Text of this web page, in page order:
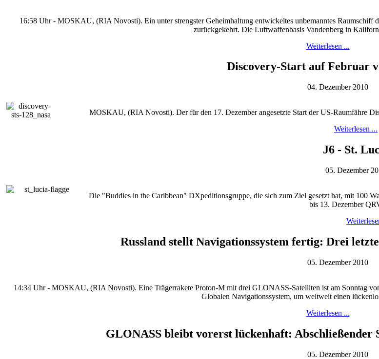
16:58 Uhr - MOSKAU, (RIA Novosti). Ein unter strengster Geheimhaltung entwickeltes unbemanntes
zurückgekehrt. Die Luftwaffenbasis Vandenberg in
Weiterlesen ...
Discovery-Start auf Februar
04. Dezember 2010
MOSKAU, (RIA Novosti). Der für den 17. Dezember angesetzte Start der US-Raumfähre
Weiterlesen ...
J6 - St.
05. Dezember
Die "Buddies in the Caribbean" DXpeditionsgruppe, die sich zum Ziel gesetzt hat, mit 100
bis 13. Dezember
Russland stellt Navigationssystem fertig: Drei
05. Dezember 2010
14:34 Uhr - MOSKAU, (RIA Novosti). Eine Trägerrakete Proton-M mit drei GLONASS-Satelliten ist am Sonntag
Globalen Navigationssystem, um weltweit einen
Weiterlesen ...
GLONASS bleibt vorerst lückenhaft: Abschließender
05. Dezember 2010